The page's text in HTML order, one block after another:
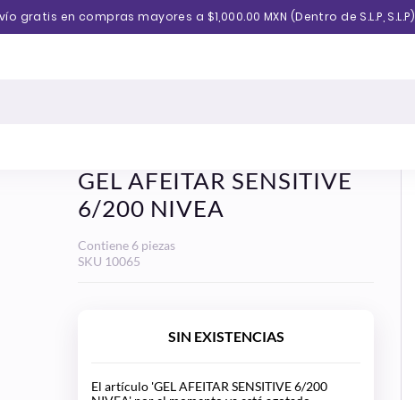
gratis en compras mayores a $1,000.00 MXN (Dentro de S.L.P, S.L.P)
GEL AFEITAR SENSITIVE
6/200 NIVEA
Contiene 6 piezas
SKU 10065
SIN EXISTENCIAS
El artículo 'GEL AFEITAR SENSITIVE 6/200